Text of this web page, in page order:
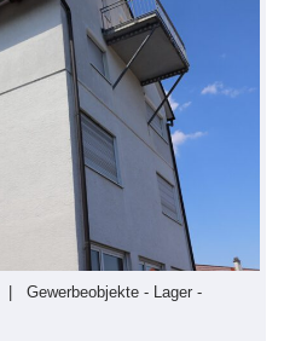
| Gewerbeobjekte - Lager -